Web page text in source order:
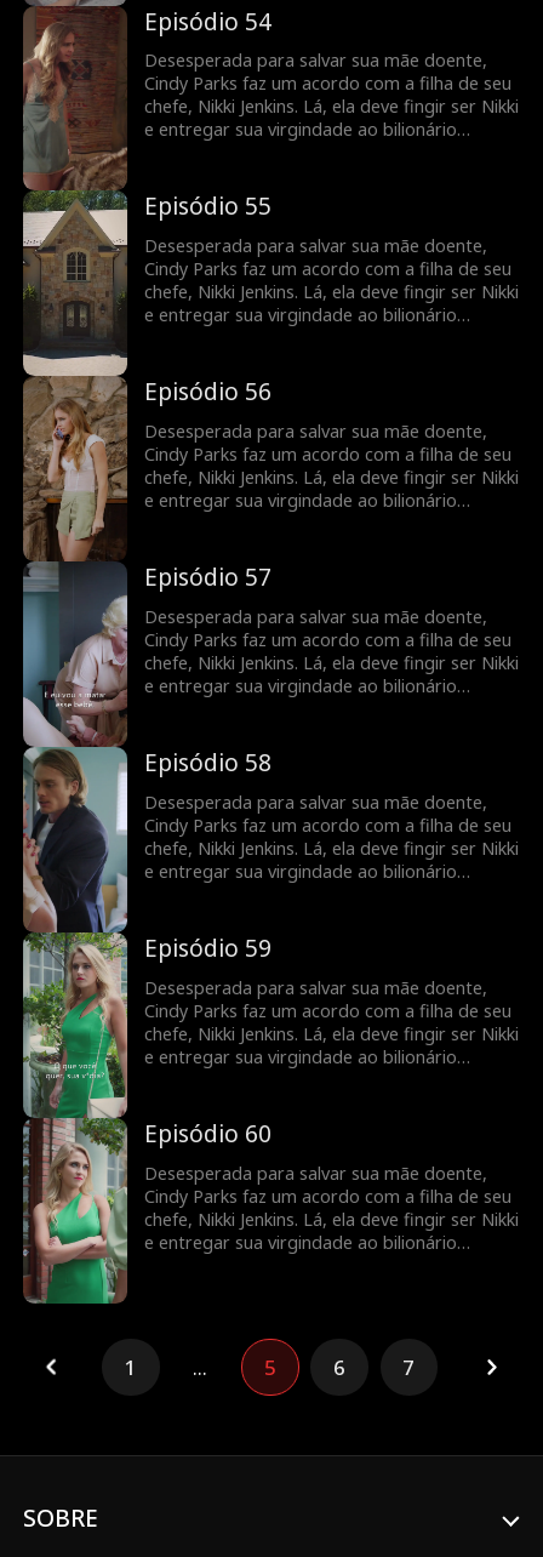
quando ela adoece, Cindy é mais uma vez
forçada a fingir e a entrar em cena como uma
noiva substituta.
Episódio 54
Desesperada para salvar sua mãe doente,
Cindy Parks faz um acordo com a filha de seu
chefe, Nikki Jenkins. Lá, ela deve fingir ser Nikki
e entregar sua virgindade ao bilionário
quando ela adoece, Cindy é mais uma vez
forçada a fingir e a entrar em cena como uma
noiva substituta.
Episódio 55
Desesperada para salvar sua mãe doente,
Cindy Parks faz um acordo com a filha de seu
chefe, Nikki Jenkins. Lá, ela deve fingir ser Nikki
e entregar sua virgindade ao bilionário
quando ela adoece, Cindy é mais uma vez
forçada a fingir e a entrar em cena como uma
noiva substituta.
Episódio 56
Desesperada para salvar sua mãe doente,
Cindy Parks faz um acordo com a filha de seu
chefe, Nikki Jenkins. Lá, ela deve fingir ser Nikki
e entregar sua virgindade ao bilionário
quando ela adoece, Cindy é mais uma vez
forçada a fingir e a entrar em cena como uma
noiva substituta.
Episódio 57
Desesperada para salvar sua mãe doente,
Cindy Parks faz um acordo com a filha de seu
chefe, Nikki Jenkins. Lá, ela deve fingir ser Nikki
e entregar sua virgindade ao bilionário
quando ela adoece, Cindy é mais uma vez
forçada a fingir e a entrar em cena como uma
noiva substituta.
Episódio 58
Desesperada para salvar sua mãe doente,
Cindy Parks faz um acordo com a filha de seu
chefe, Nikki Jenkins. Lá, ela deve fingir ser Nikki
e entregar sua virgindade ao bilionário
quando ela adoece, Cindy é mais uma vez
forçada a fingir e a entrar em cena como uma
noiva substituta.
Episódio 59
Desesperada para salvar sua mãe doente,
Cindy Parks faz um acordo com a filha de seu
chefe, Nikki Jenkins. Lá, ela deve fingir ser Nikki
e entregar sua virgindade ao bilionário
quando ela adoece, Cindy é mais uma vez
forçada a fingir e a entrar em cena como uma
noiva substituta.
Episódio 60
Desesperada para salvar sua mãe doente,
Cindy Parks faz um acordo com a filha de seu
chefe, Nikki Jenkins. Lá, ela deve fingir ser Nikki
e entregar sua virgindade ao bilionário
forçada a fingir e a entrar em cena como uma
noiva substituta.
1 ... 5 6 7
SOBRE